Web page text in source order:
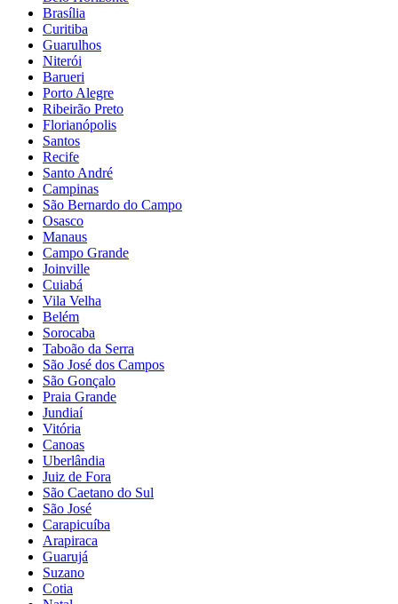
Brasília
Curitiba
Guarulhos
Niterói
Barueri
Porto Alegre
Ribeirão Preto
Florianópolis
Santos
Recife
Santo André
Campinas
São Bernardo do Campo
Osasco
Manaus
Campo Grande
Joinville
Cuiabá
Vila Velha
Belém
Sorocaba
Taboão da Serra
São José dos Campos
São Gonçalo
Praia Grande
Jundiaí
Vitória
Canoas
Uberlândia
Juiz de Fora
São Caetano do Sul
São José
Carapicuíba
Arapiraca
Guarujá
Suzano
Cotia